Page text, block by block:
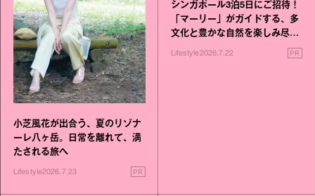
小芝風花が出合う、夏のリゾナ
ーレ八ヶ岳。日常を離れて、満
たされる旅へ
Lifestyle2026.7.23 PR
シンガポール3泊5日にご招待！
「マーリー」がガイドする、多
文化と豊かな自然を楽しみ尽く
Lifestyle2026.7.22 PR